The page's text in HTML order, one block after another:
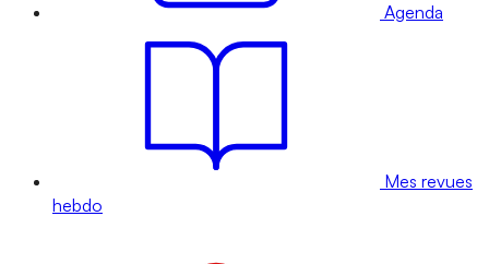
Agenda
Mes revues
hebdo